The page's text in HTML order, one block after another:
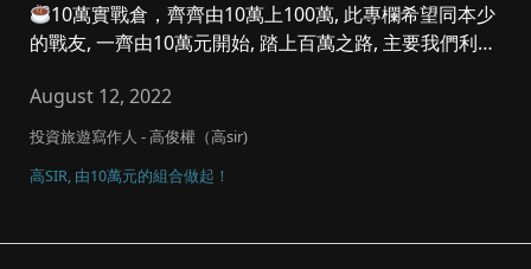
10萬實戰倉，齊齊由10萬上100萬, 此專欄希望同本少
的戰友, 一齊由10萬元開始, 踏上百萬之路, 主要我們利潤
August 12, 2022
投資旅遊寫作人 - 高俊權（高sir)
高SIR, 由10萬元的組合做起！